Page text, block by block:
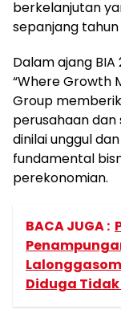
berkelanjutan
sepanjang tahun
Dalam ajang
“Where Growth
Group
perusahaan
dinilai unggul
fundamental
perekonomian.
BACA JUGA :
Diduga